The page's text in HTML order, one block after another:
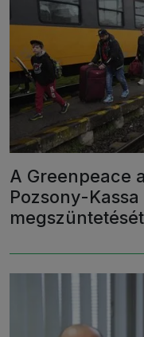
A Greenpeace
Pozsony-
megszüntetését